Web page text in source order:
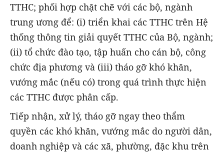
TTHC; phối hợp chặt chẽ với các bộ, ngành
trung ương để: (i) triển khai các TTHC trên Hệ
thống thông tin giải quyết TTHC của Bộ, ngành;
(ii) tổ chức đào tạo, tập huấn cho cán bộ, công
chức địa phương và (iii) tháo gỡ khó khăn,
vướng mắc (nếu có) trong quá trình thực hiện
các TTHC được phân cấp.
Tiếp nhận, xử lý, tháo gỡ ngay theo thẩm
quyền các khó khăn, vướng mắc do người dân,
doanh nghiệp và các xã, phường, đặc khu trên